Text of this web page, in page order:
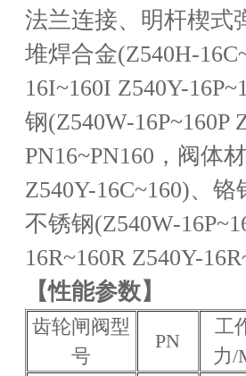
法兰连接、明杆楔式
堆焊合金(Z540H-
16I~160I Z540Y-
钢(Z540W-16P~160P
PN16~PN160，阀体
Z540Y-16C~160)、
不锈钢(Z540W-
16R~160R Z540Y-
【性能参数】
齿轮闸阀型
号
PN
工
力/